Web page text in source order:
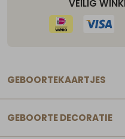
VEILIG
GEBOORTEKAARTJES
GEBOORTE DECORATIE